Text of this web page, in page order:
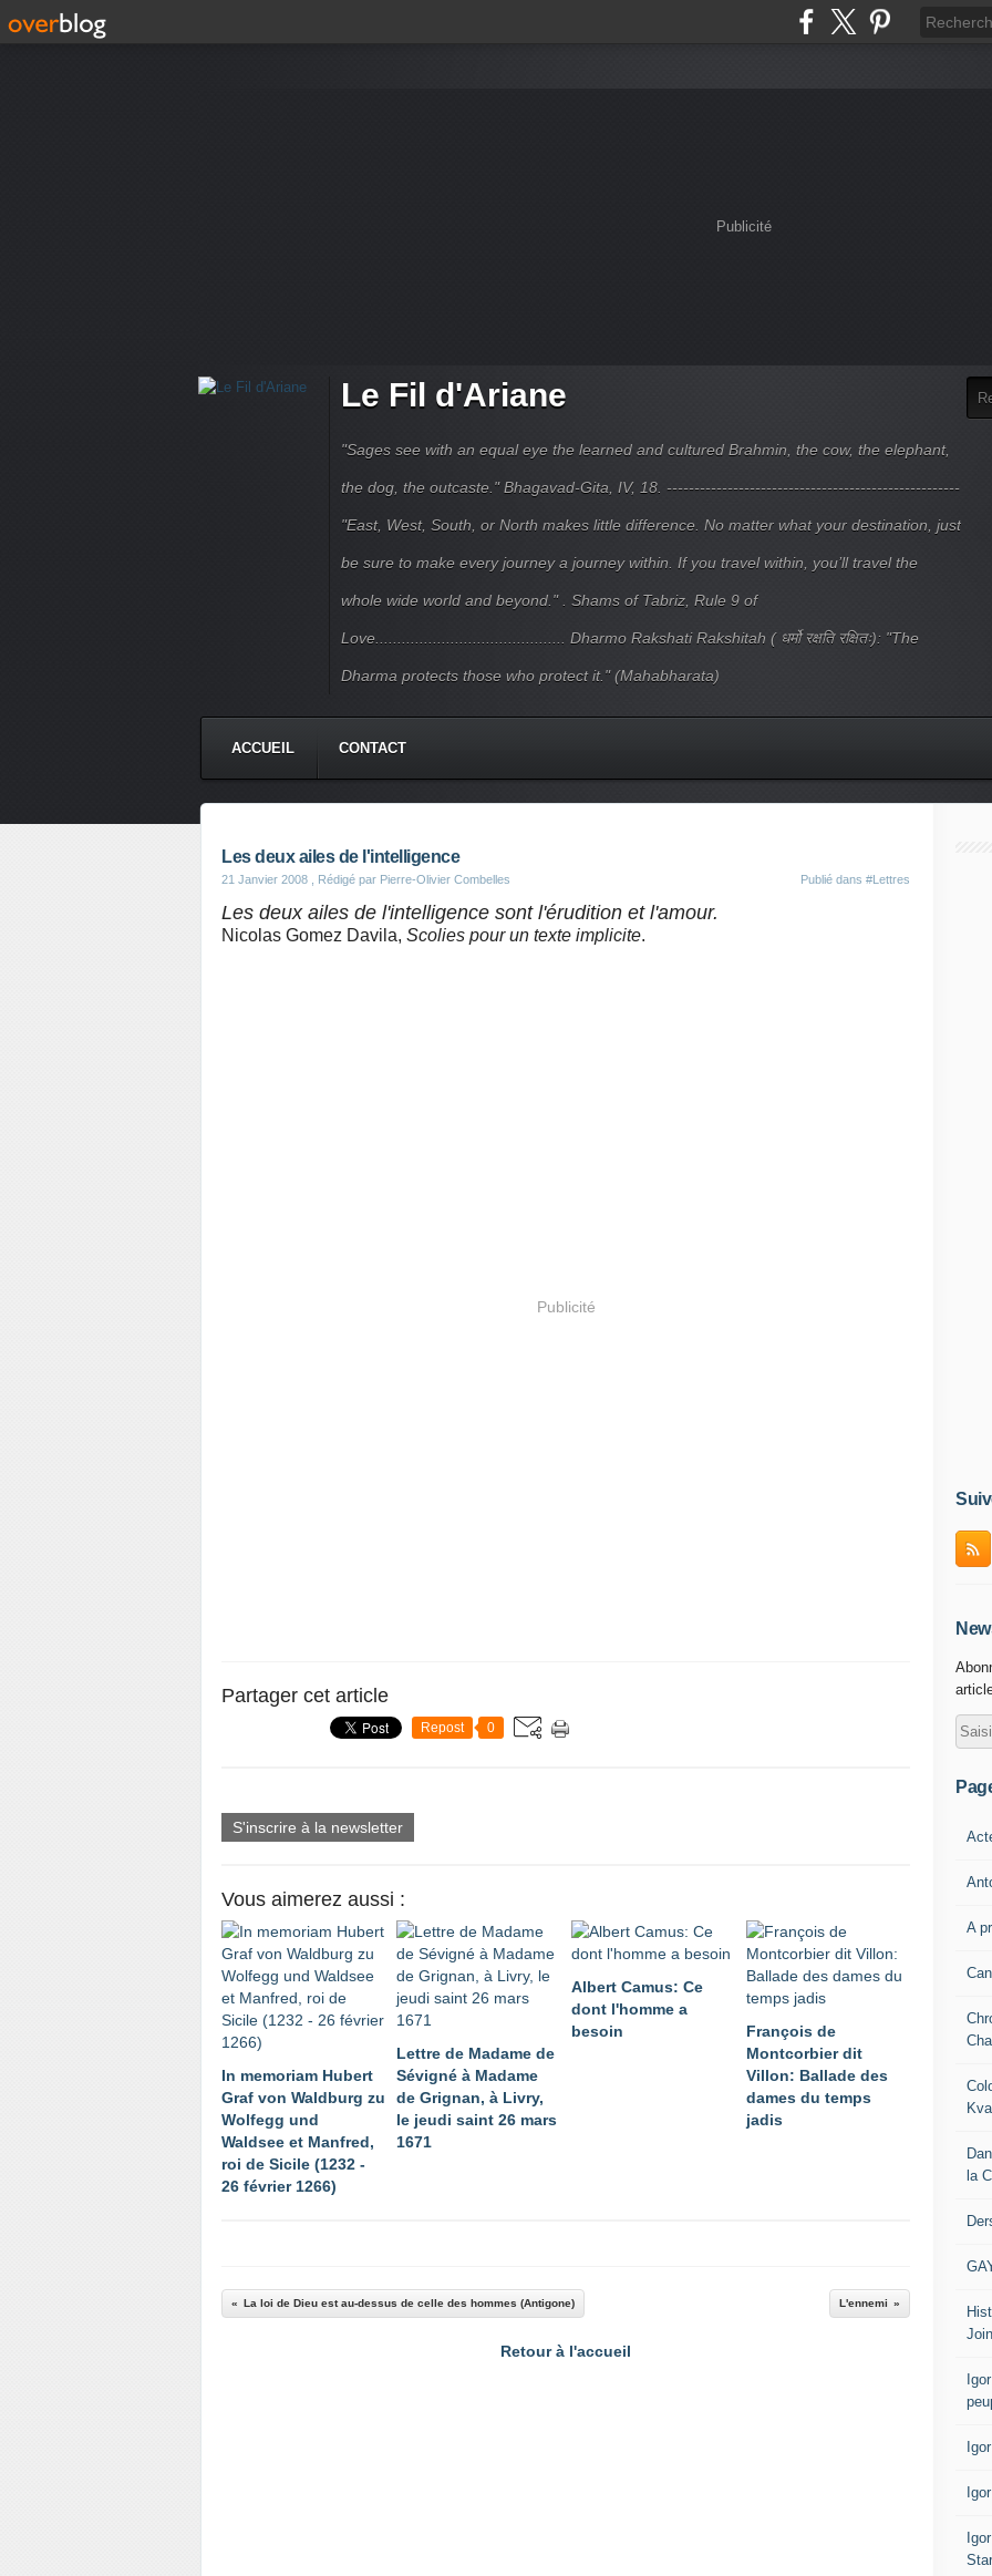
Publicité
Le Fil d'Ariane
"Sages see with an equal eye the learned and cultured Brahmin, the cow, the elephant,
the dog, the outcaste." Bhagavad-Gita, IV, 18. -----------------------------------------------------
"East, West, South, or North makes little difference. No matter what your destination, just
be sure to make every journey a journey within. If you travel within, you’ll travel the
whole wide world and beyond." . Shams of Tabriz, Rule 9 of
Love........................................... Dharmo Rakshati Rakshitah ( धर्मो रक्षति रक्षितः): "The
Dharma protects those who protect it." (Mahabharata)
ACCUEIL CONTACT
Les deux ailes de l'intelligence
21 Janvier 2008 , Rédigé par Pierre-Olivier Combelles Publié dans #Lettres
Les deux ailes de l'intelligence sont l'érudition et l'amour.
Nicolas Gomez Davila, Scolies pour un texte implicite.
Publicité
Partager cet article
Repost 0
S'inscrire à la newsletter
Vous aimerez aussi :
In memoriam Hubert
Graf von Waldburg zu
Wolfegg und
Waldsee et Manfred,
roi de Sicile (1232 -
26 février 1266)
Lettre de Madame de
Sévigné à Madame
de Grignan, à Livry,
le jeudi saint 26 mars
1671
Albert Camus: Ce
dont l'homme a
besoin
François de
Montcorbier dit
Villon: Ballade des
dames du temps
jadis
La loi de Dieu est au-dessus de celle des hommes (Antigone) L'ennemi
Retour à l'accueil
A
la